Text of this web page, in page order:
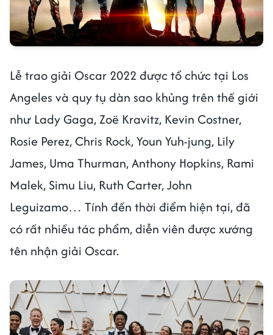
Lễ trao giải Oscar 2022 được tổ chức tại Los
Angeles và quy tụ dàn sao khủng trên thế giới
như Lady Gaga, Zoë Kravitz, Kevin Costner,
Rosie Perez, Chris Rock, Youn Yuh-jung, Lily
James, Uma Thurman, Anthony Hopkins, Rami
Malek, Simu Liu, Ruth Carter, John
Leguizamo… Tính đến thời điểm hiện tại, đã
có rất nhiều tác phẩm, diễn viên được xướng
tên nhận giải Oscar.